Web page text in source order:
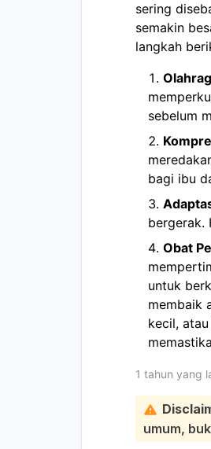
sering
semakin
langkah
sebelum
bagi ibu
bergerak.
Obat
untuk
membaik
kecil,
1 tahun yang
umum,